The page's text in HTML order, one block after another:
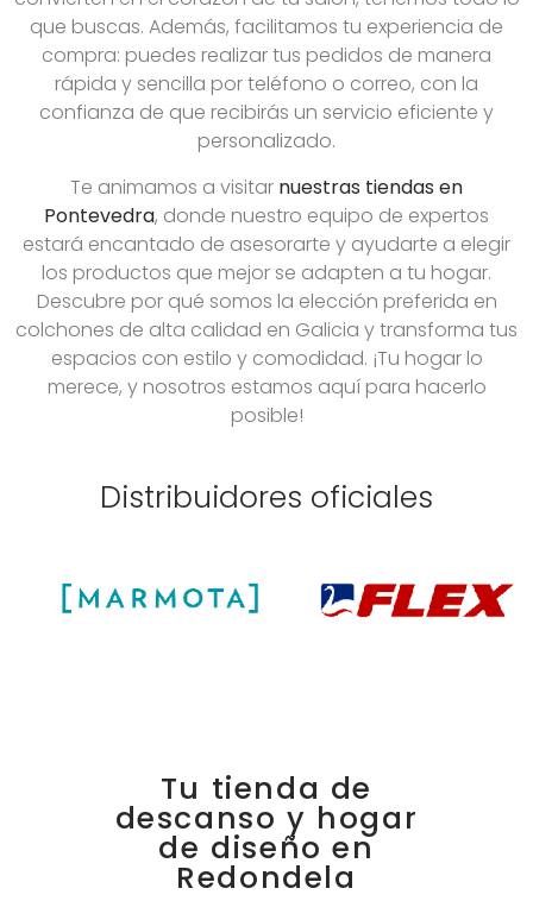
que buscas. Además, facilitamos tu experiencia de
compra: puedes realizar tus pedidos de manera
rápida y sencilla por teléfono o correo, con la
confianza de que recibirás un servicio eficiente y
personalizado.
Te animamos a visitar nuestras tiendas en
Pontevedra, donde nuestro equipo de expertos
estará encantado de asesorarte y ayudarte a elegir
los productos que mejor se adapten a tu hogar.
Descubre por qué somos la elección preferida en
colchones de alta calidad en Galicia y transforma tus
espacios con estilo y comodidad. ¡Tu hogar lo
merece, y nosotros estamos aquí para hacerlo
posible!
Distribuidores oficiales
Tu tienda de
descanso y hogar
de diseño en
Redondela